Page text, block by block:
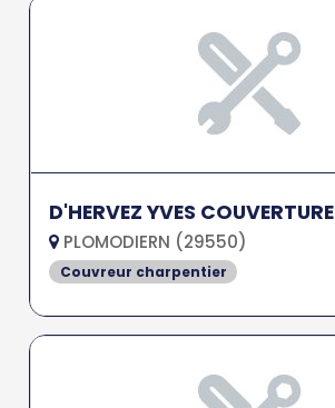
D'HERVEZ YVES COUVERTURE
PLOMODIERN (29550)
Couvreur charpentier